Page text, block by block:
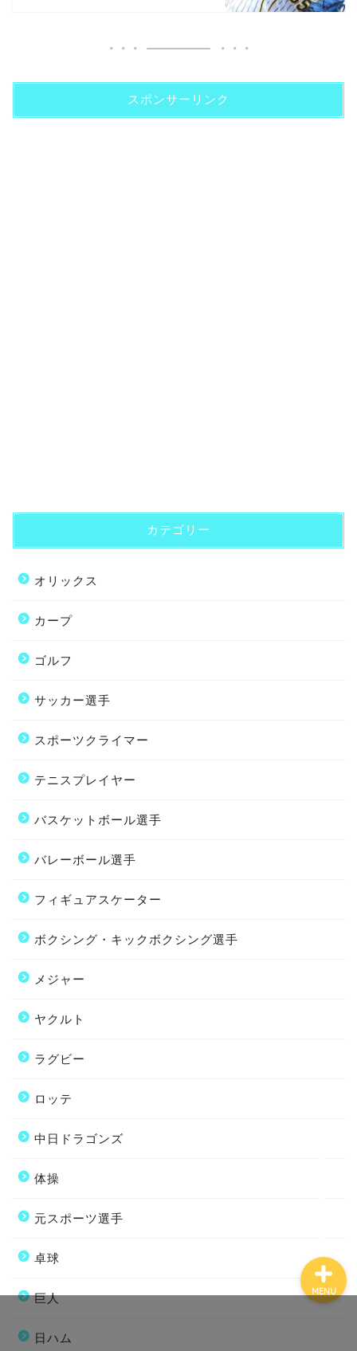
スポンサーリンク
カテゴリー
オリックス
カープ
ゴルフ
サッカー選手
スポーツクライマー
テニスプレイヤー
バスケットボール選手
バレーボール選手
フィギュアスケーター
ボクシング・キックボクシング選手
メジャー
ヤクルト
ラグビー
ロッテ
中日ドラゴンズ
体操
元スポーツ選手
卓球
巨人
日ハム
MENU